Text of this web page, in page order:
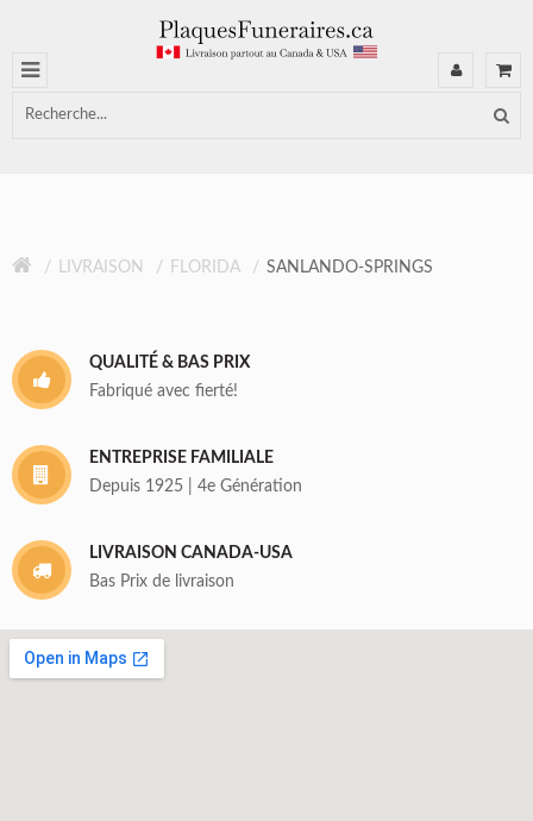
LIVRAISON FLORIDA SANLANDO-SPRINGS
QUALITÉ & BAS PRIX
Fabriqué avec fierté!
ENTREPRISE FAMILIALE
Depuis 1925 | 4e Génération
LIVRAISON CANADA-USA
Bas Prix de livraison